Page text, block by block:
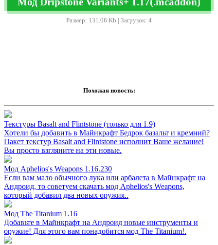
Размер: 131.06 Kb | Загрузок: 4
Похожая новость:
Текстуры Basalt and Flintstone (только для 1.9)
Хотели бы добавить в Майнкрафт Бедрок базальт и кремний?
Пакет текстур Basalt and Flintstone исполнит Ваше желание!
Вы просто взгляните на эти новые.
Мод Aphelios's Weapons 1.16.230
Если вам мало обычного лука или арбалета в Майнкрафт на
Андроид, то советуем скачать мод Aphelios's Weapons,
который добавил два новых оружия..
Мод The Titanium 1.16
Добавьте в Майнкрафт на Андроид новые инструменты и
оружие! Для этого вам понадобится мод The Titanium!.